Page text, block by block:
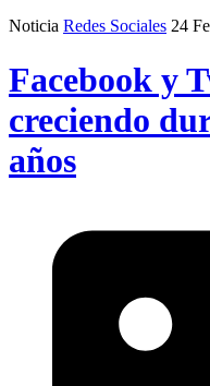
Noticia Redes Sociales 24
Facebook y
creciendo
años